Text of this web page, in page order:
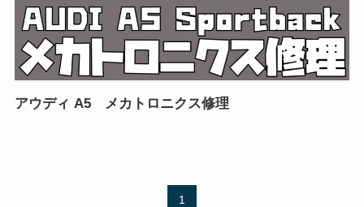
アウディ A5 メカトロニクス修理
1